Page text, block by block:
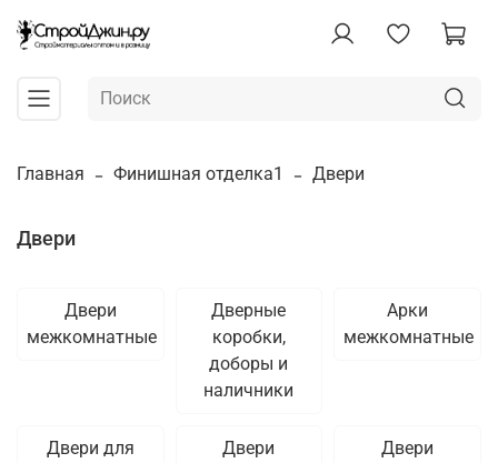
Главная Финишная отделка1 Двери
Двери
Двери
межкомнатные
Дверные
коробки,
доборы и
наличники
Арки
межкомнатные
Двери для
Двери
Двери